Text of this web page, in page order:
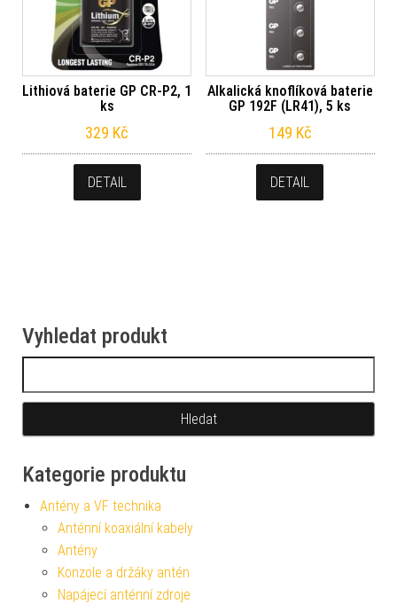
Lithiová baterie GP CR-P2, 1
ks
329 Kč
DETAIL
Alkalická knoflíková baterie
GP 192F (LR41), 5 ks
149 Kč
DETAIL
Vyhledat produkt
Kategorie produktu
Antény a VF technika
Anténní koaxiální kabely
Antény
Konzole a držáky antén
Napájecí anténní zdroje